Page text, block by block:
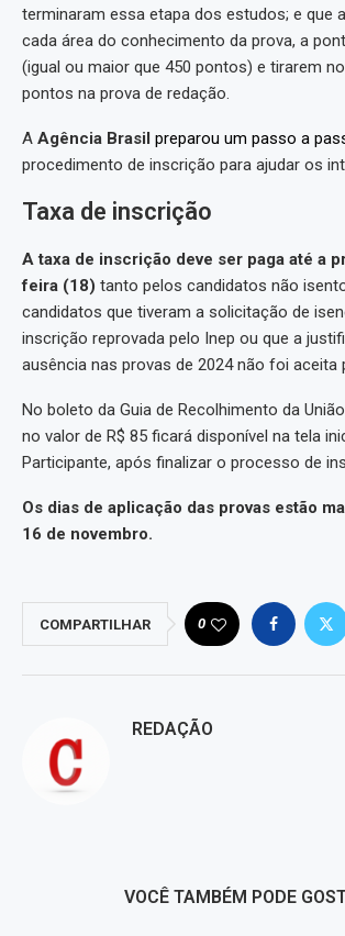
terminaram essa etapa dos estudos; e que
cada área do conhecimento da prova, a
(igual ou maior que 450 pontos) e tirarem
pontos na prova de redação.
A Agência Brasil preparou um passo a
procedimento de inscrição para ajudar os
Taxa de inscrição
A taxa de inscrição deve ser paga até a
feira (18) tanto pelos candidatos não
candidatos que tiveram a solicitação de
inscrição reprovada pelo Inep ou que a
ausência nas provas de 2024 não foi aceita
No boleto da Guia de Recolhimento da
no valor de R$ 85 ficará disponível na tela
Participante, após finalizar o processo de
Os dias de aplicação das provas estão
16 de novembro.
COMPARTILHAR 0
REDAÇÃO
VOCÊ TAMBÉM PODE